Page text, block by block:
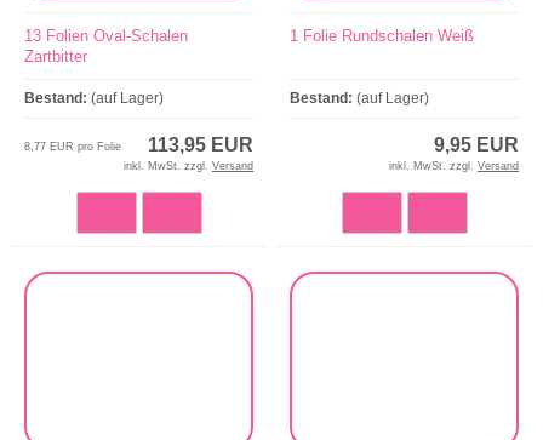
13 Folien Oval-Schalen
Zartbitter
Bestand: (auf Lager)
113,95 EUR
8,77 EUR pro Folie
inkl. MwSt. zzgl. Versand
1 Folie Rundschalen Weiß
Bestand: (auf Lager)
9,95 EUR
inkl. MwSt. zzgl. Versand